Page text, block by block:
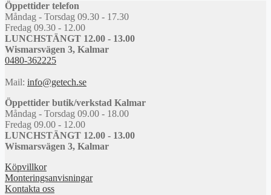
Öppettider telefon
Måndag - Torsdag 09.30 - 17.30
Fredag 09.30 - 12.00
LUNCHSTÄNGT 12.00 - 13.00
Wismarsvägen 3, Kalmar
0480-362225
Mail: info@getech.se
Öppettider butik/verkstad Kalmar
Måndag - Torsdag 09.00 - 18.00
Fredag 09.00 - 12.00
LUNCHSTÄNGT 12.00 - 13.00
Wismarsvägen 3, Kalmar
Köpvillkor
Monteringsanvisningar
Kontakta oss